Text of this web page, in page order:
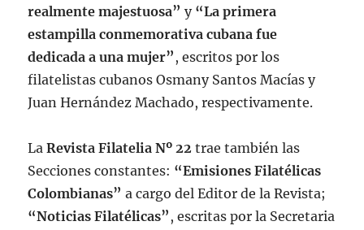
realmente majestuosa” y “La primera
estampilla conmemorativa cubana fue
dedicada a una mujer” , escritos por los
filatelistas cubanos Osmany Santos Macías y
Juan Hernández Machado, respectivamente.
LaRevista Filatelia Nº 22 trae también las
Secciones constantes: “Emisiones Filatélicas
Colombianas” a cargo del Editor de la Revista;
“Noticias Filatélicas” , escritas por la Secretaria